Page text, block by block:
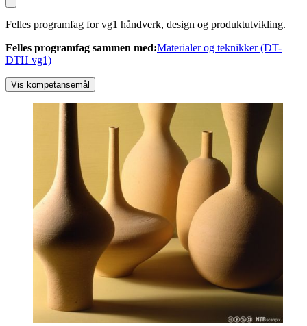
Felles programfag for vg1 håndverk, design og produktutvikling.
Felles programfag sammen med:Materialer og teknikker (DT-
DTH vg1)
Vis kompetansemål